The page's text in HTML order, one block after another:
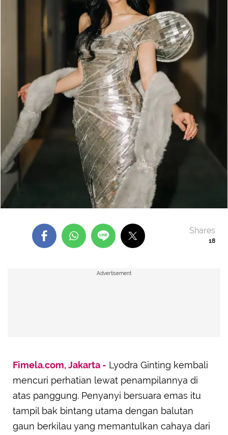
18
Shares
Advertisement
Fimela.com, Jakarta - Lyodra Ginting kembali
mencuri perhatian lewat penampilannya di
atas panggung. Penyanyi bersuara emas itu
tampil bak bintang utama dengan balutan
gaun berkilau yang memantulkan cahaya dari